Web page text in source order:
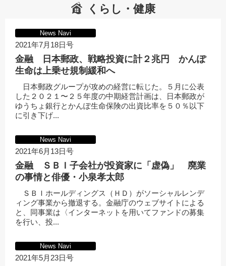
くらし・健康
News Navi
2021年7月18日号
金融 日本郵政、戦略投資に計２兆円 かんぽ
生命は上乗せ規制緩和へ
日本郵政グループが攻めの経営に転じた。５月に公表
した２０２１〜２５年度の中期経営計画は、日本郵政が
ゆうちょ銀行とかんぽ生命保険の出資比率を５０％以下
に引き下げ...
News Navi
2021年6月13日号
金融 ＳＢＩ子会社が投資家に「虚偽」 廃業
の事情と俳優・小泉孝太郎
ＳＢＩホールディングス（ＨＤ）がソーシャルレンデ
ィング事業から撤退する。金融庁のウェブサイトによる
と、同事業は〈インターネットを用いてファンドの募集
を行い、投...
News Navi
2021年5月23日号